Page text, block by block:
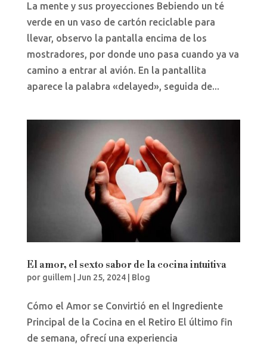
La mente y sus proyecciones Bebiendo un té
verde en un vaso de cartón reciclable para
llevar, observo la pantalla encima de los
mostradores, por donde uno pasa cuando ya va
camino a entrar al avión. En la pantallita
aparece la palabra «delayed», seguida de...
El amor, el sexto sabor de la cocina intuitiva
por guillem| Jun 25, 2024| Blog
Cómo el Amor se Convirtió en el Ingrediente
Principal de la Cocina en el Retiro El último fin
de semana, ofrecí una experiencia